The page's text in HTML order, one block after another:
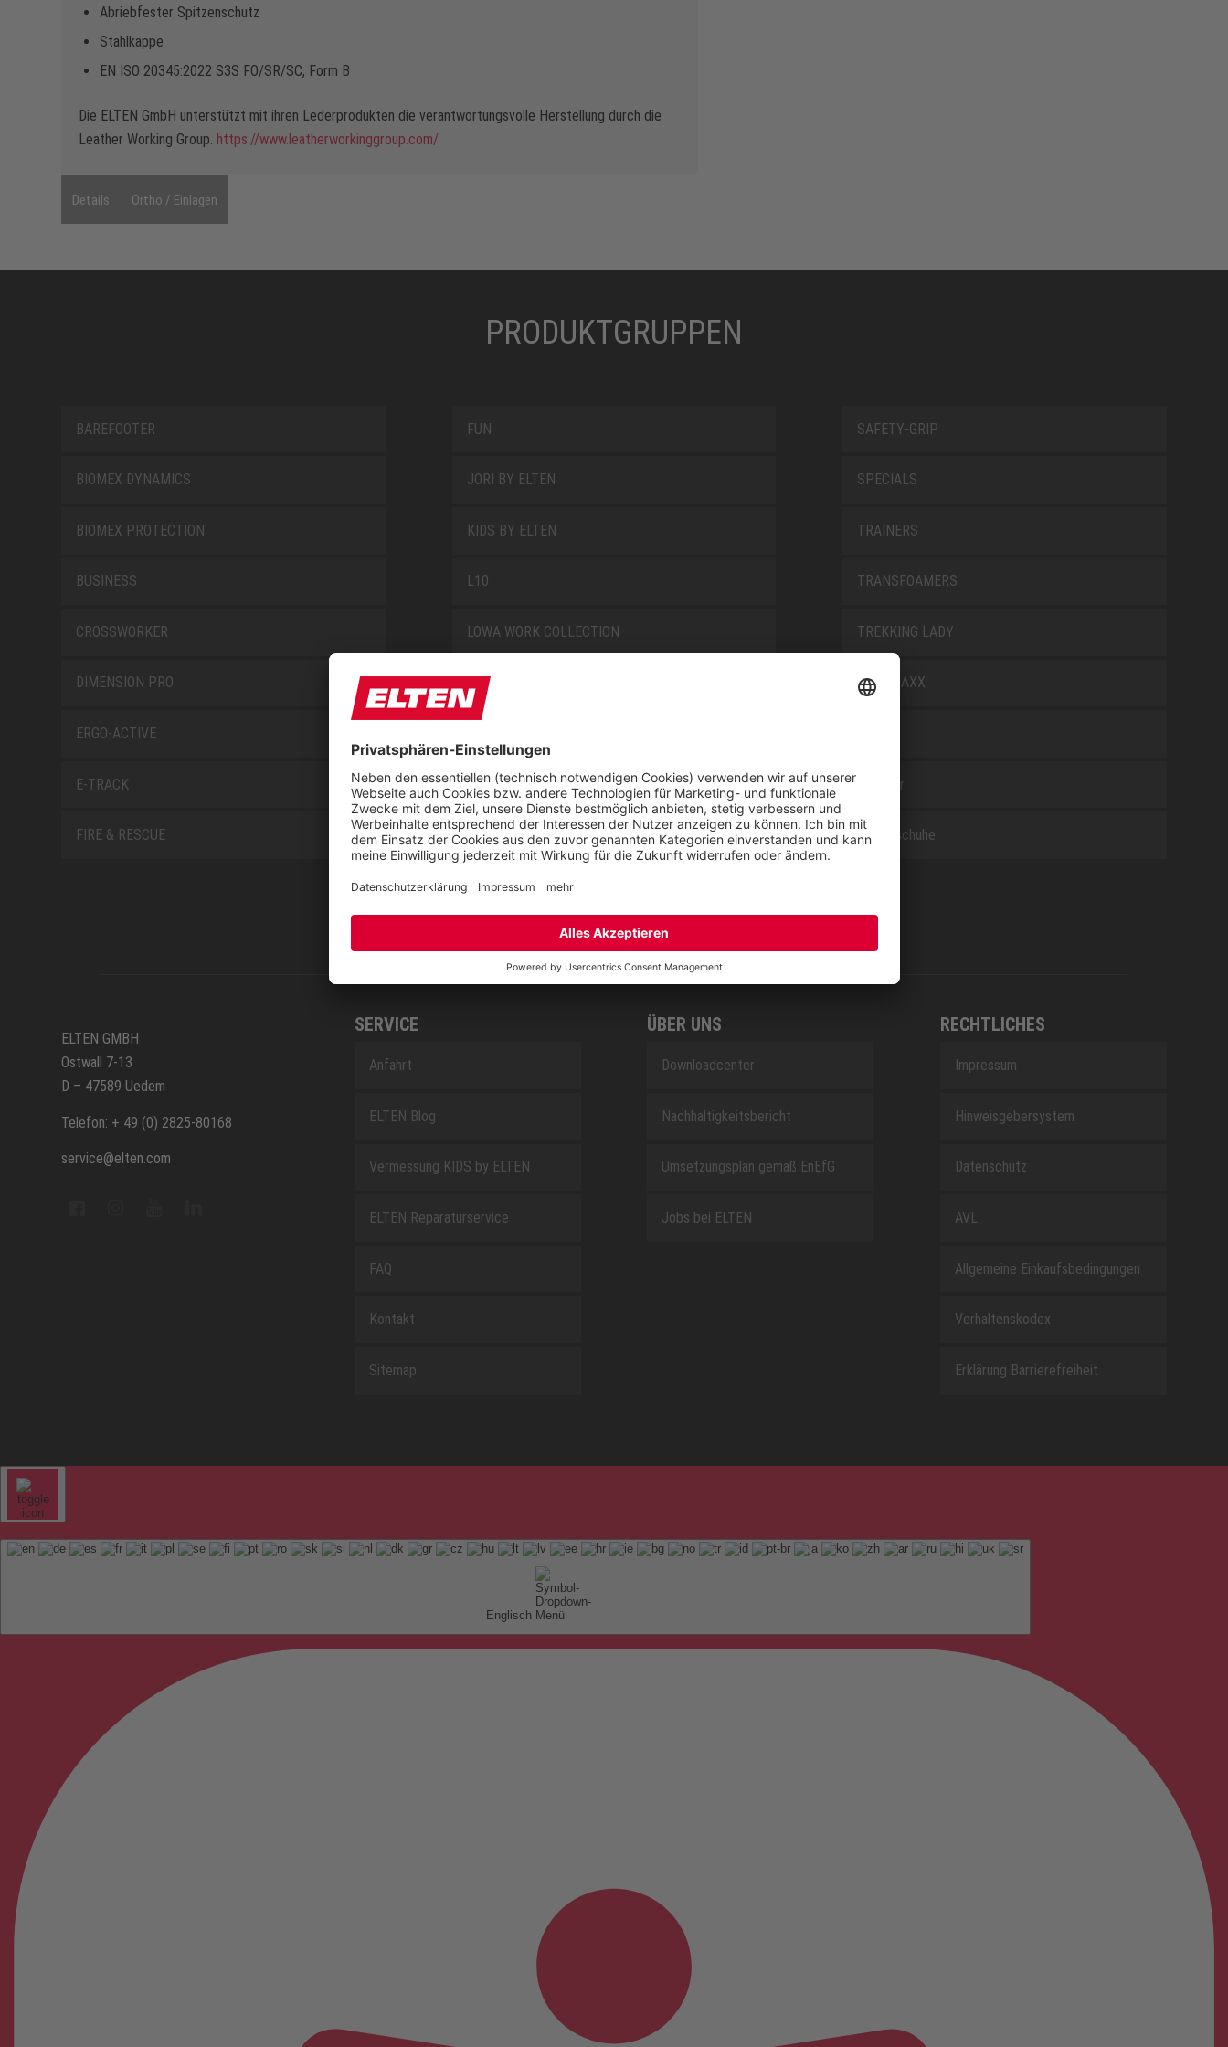
Abriebfester Spitzenschutz
Stahlkappe
EN ISO 20345:2022 S3S FO/SR/SC, Form B
Die ELTEN GmbH unterstützt mit ihren Lederprodukten die verantwortungsvolle Herstellung durch die
Leather Working Group. https://www.leatherworkinggroup.com/
Details Ortho / Einlagen
PRODUKTGRUPPEN
BAREFOOTER
BIOMEX DYNAMICS
BIOMEX PROTECTION
BUSINESS
CROSSWORKER
DIMENSION PRO
ERGO-ACTIVE
E-TRACK
FIRE & RESCUE
FUN
JORI BY ELTEN
KIDS BY ELTEN
L10
LOWA WORK COLLECTION
MISS L10
NOVA
RETRO
SAFEGUARD
SAFETY-GRIP
SPECIALS
TRAINERS
TRANSFOAMERS
TREKKING LADY
WELLMAXX
Zubehör
Berufsschuhe
ELTEN GMBH
Ostwall 7-13
D – 47589 Uedem
Telefon: + 49 (0) 2825-80168
service@elten.com
SERVICE
Anfahrt
ELTEN Blog
Vermessung KIDS by ELTEN
ELTEN Reparaturservice
FAQ
Kontakt
Sitemap
ÜBER UNS
Downloadcenter
Nachhaltigkeitsbericht
Umsetzungsplan gemäß EnEfG
Jobs bei ELTEN
RECHTLICHES
Impressum
Hinweisgebersystem
Datenschutz
AVL
Allgemeine Einkaufsbedingungen
Verhaltenskodex
Erklärung Barrierefreiheit
Englisch